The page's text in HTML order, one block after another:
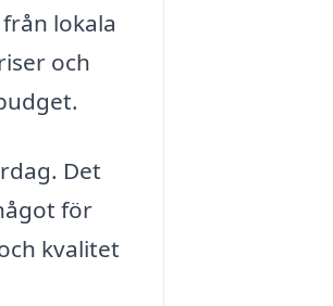
lokala
och
Det
för
kvalitet